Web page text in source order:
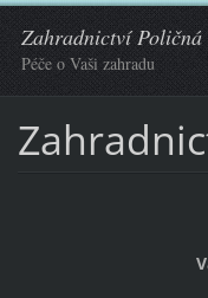
Zahradnictví Poličná
Péče o Vaši zahradu